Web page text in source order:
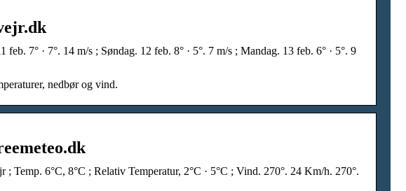
7° · 7°. 14 m/s ; Søndag. 12 feb. 8° · 5°. 7 m/s ; Mandag. 13 feb. 6° · 5°. 9
nedbør og vind.
Temp. 6°C, 8°C ; Relativ Temperatur, 2°C · 5°C ; Vind. 270°. 24 Km/h. 270°.